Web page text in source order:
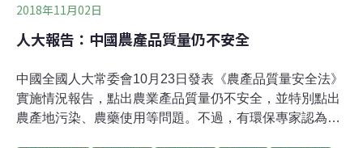
2018年11月02日
人大報告：中國農產品質量仍不安全
中國全國人大常委會10月23日發表《農產品質量安全法》
實施情況報告，點出農業產品質量仍不安全，並特別點出
農產地污染、農藥使用等問題。不過，有環保專家認為，